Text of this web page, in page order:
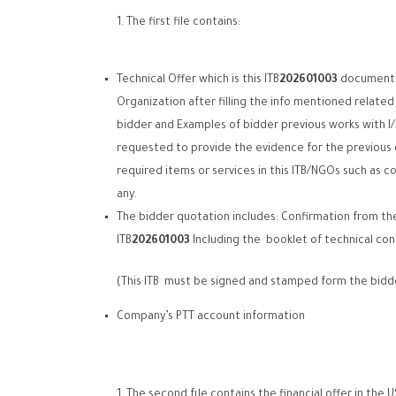
The first file contains:
Technical Offer which is this ITB202601003
Organization after filling the info mentioned
bidder and Examples of bidder previous works with
requested to provide the evidence for the previous
required items or services in this ITB/NGOs such as
any.
The bidder quotation includes: Confirmation from
ITB202601003 Including the booklet of technical
(This ITB must be signed and stamped form the
Company’s PTT account information